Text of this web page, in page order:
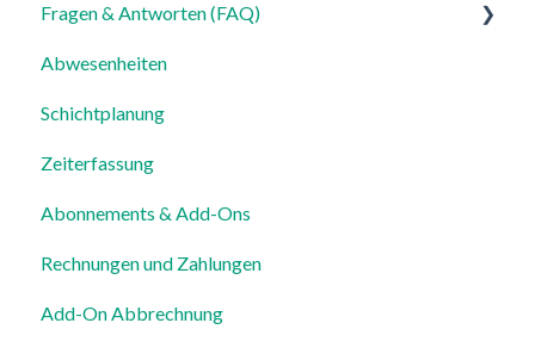
Für Admins
Für Mitarbeiter
Einstellungen
Fragen & Antworten (FAQ)
Login, Account & Sicherheit
Mitarbeiterverwaltung
Mitarbeiterprofile & Stammdaten
Standorte & Arbeitsbereiche
Zeiterfassung, Soll-Stunden & Abwesenheiten
Dienstplanung & Spezialfälle
Abwesenheiten
Schichtplanung
Zeiterfassung
Abonnements & Add-Ons
Rechnungen und Zahlungen
Add-On Abbrechnung